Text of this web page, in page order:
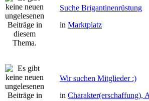
Suche Brigantinenrüstung
in Marktplatz
Wir suchen Mitglieder :)
in Charakter(erschaffung),